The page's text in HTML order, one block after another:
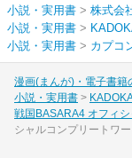
小説・実用書 > 株式会
小説・実用書 >
小説・実用書 > カプコ
漫画(まんが)・電子書籍
小説・実用書
戦国BASARA4 オフィ
シャルコンプリートワー